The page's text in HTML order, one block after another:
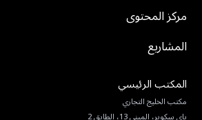
مركز المحتوى
المشاريع
المكتب الرئيسي